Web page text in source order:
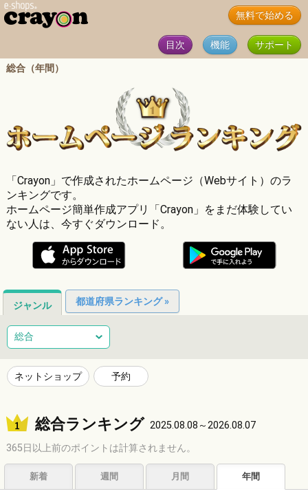
無料で始める
目次 機能
サポート
総合（年間）
「Crayon」で作成されたホームページ（Webサイト）のラ
ンキングです。
ホームページ簡単作成アプリ「Crayon」をまだ体験してい
ない人は、今すぐダウンロード。
ジャンル 都道府県ランキング »
総合 健康
ネイルサロン エステサロン
ショッピング グルメ 居酒屋 ビジネス
サービス 子育て 福祉
エンタメ アーティスト クリエイター その他
総合
ネットショップ 予約
総合ランキング 2025.08.08～2026.08.07
365日以上前のポイントは計算されません。
新着 週間 月間 年間